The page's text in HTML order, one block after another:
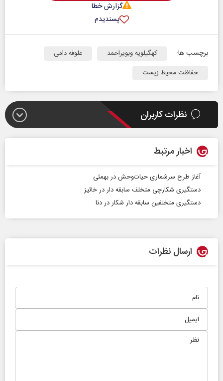
گزارش خطا
پسندیدم
برچسب ها: کهگیلویه وبویراحمد
علوفه دامی
حفاظت محیط زیست
نظرات کاربران
اخبار مرتبط
آغاز طرح سرشماری حیات‌وحش در بهمئی
دستگیری شکارچی متخلف سابقه دار در خائیز
دستگیری متخلفین سابقه دار شکار در دنا
ارسال نظرات